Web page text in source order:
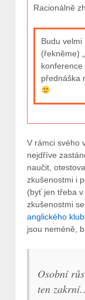
Racionálně
Budu
(řekněme)
konference
přednáška
V rámci svého
nejdříve
naučit,
zkušenostmi i
(byť jen třeba
zkušenostmi se
anglického
jsou neméně,
Osobní
ten